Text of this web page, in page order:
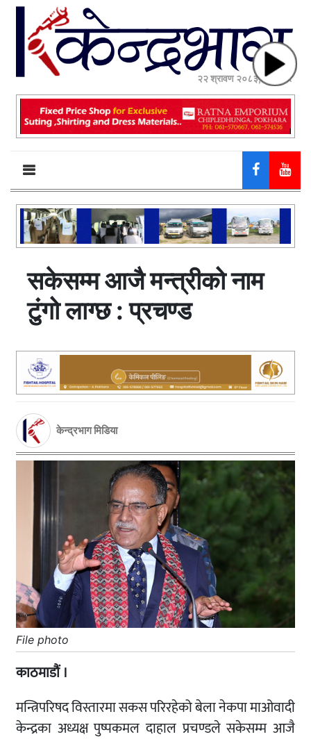
२२ श्रावण २०८३, शुक्रबार
सकेसम्म आजै मन्त्रीको नाम
टुंगो लाग्छ : प्रचण्ड
केन्द्रभाग मिडिया
File photo
काठमाडौं ।
मन्त्रिपरिषद विस्तारमा सकस परिरहेको बेला नेकपा माओवादी
केन्द्रका अध्यक्ष पुष्पकमल दाहाल प्रचण्डले सकेसम्म आजै